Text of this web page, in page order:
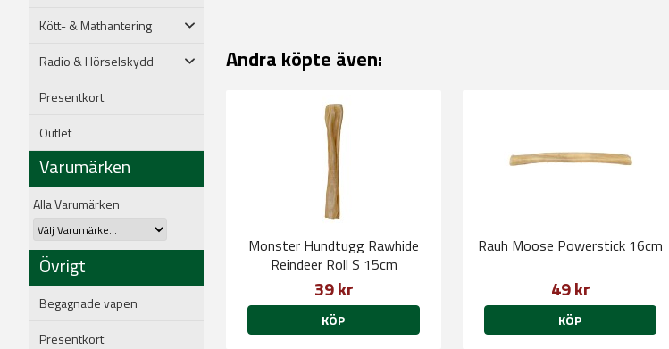
Kött- & Mathantering
Radio & Hörselskydd
Presentkort
Outlet
Varumärken
Alla Varumärken
Övrigt
Begagnade vapen
Presentkort
Andra köpte även:
Monster Hundtugg Rawhide
Reindeer Roll S 15cm
39 kr
KÖP
Rauh Moose Powerstick 16cm
49 kr
KÖP